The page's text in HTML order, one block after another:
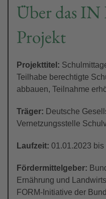
Über das
Projekt
Projekttitel:
Teilhabe berechtigte
abbauen, Teilnahme
Träger: Deutsche
Vernetzungsstelle
Laufzeit: 01.01.2023
Fördermittelgeber:
Ernährung und
FORM-Initiative der